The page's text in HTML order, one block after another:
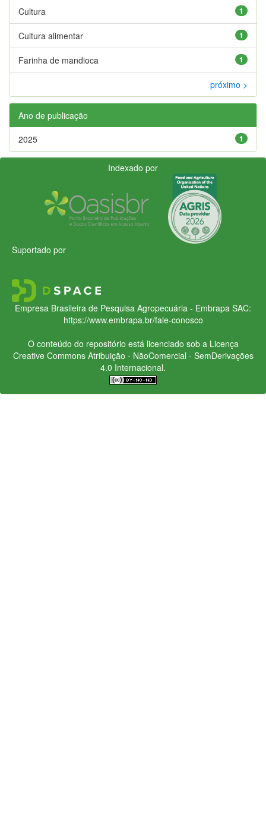
1
Cultura
1
Cultura alimentar
1
Farinha de mandioca
próximo >
Ano de publicação
1
2025
Indexado por
Suportado por
Empresa Brasileira de Pesquisa Agropecuária - Embrapa SAC:
https://www.embrapa.br/fale-conosco
O conteúdo do repositório está licenciado sob a Licença
Creative CommonsAtribuição - NãoComercial - SemDerivações
4.0 Internacional.